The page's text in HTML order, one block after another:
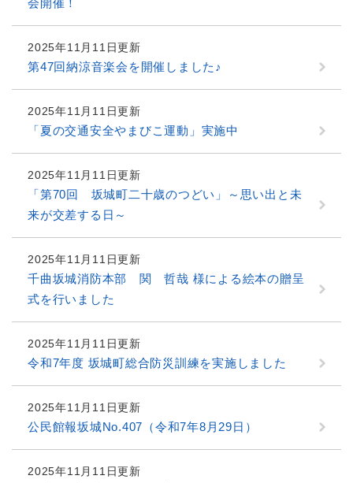
会開催！
2025年11月11日更新
第47回納涼音楽会を開催しました♪
2025年11月11日更新
「夏の交通安全やまびこ運動」実施中
2025年11月11日更新
「第70回 坂城町二十歳のつどい」～思い出と未
来が交差する日～
2025年11月11日更新
千曲坂城消防本部 関 哲哉 様による絵本の贈呈
式を行いました
2025年11月11日更新
令和7年度 坂城町総合防災訓練を実施しました
2025年11月11日更新
公民館報坂城No.407（令和7年8月29日）
2025年11月11日更新